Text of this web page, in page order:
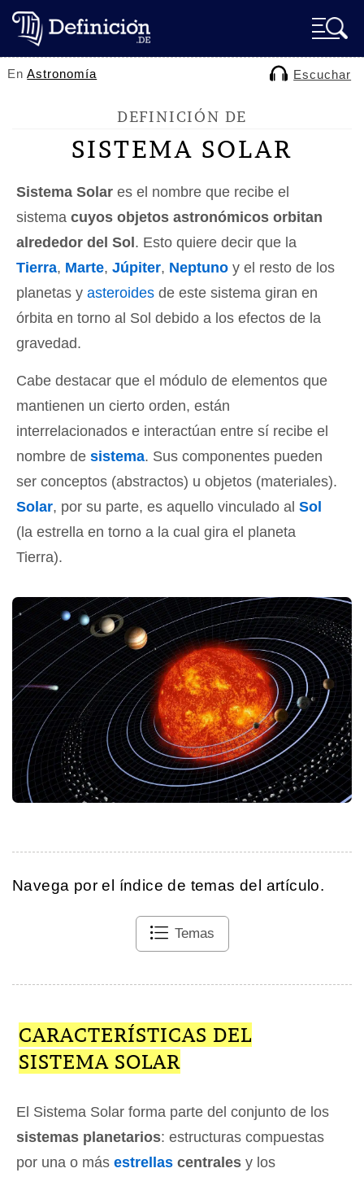
EnAstronomía Escuchar
DEFINICIÓN DE
SISTEMA SOLAR
Sistema Solar es el nombre que recibe el
sistema cuyos objetos astronómicos orbitan
alrededor del Sol . Esto quiere decir que la
Tierra, Marte, Júpiter, Neptuno y el resto de los
planetas y asteroides de este sistema giran en
órbita en torno al Sol debido a los efectos de la
gravedad.
Cabe destacar que el módulo de elementos que
mantienen un cierto orden, están
interrelacionados e interactúan entre sí recibe el
nombre de sistema. Sus componentes pueden
ser conceptos (abstractos) u objetos (materiales).
Solar, por su parte, es aquello vinculado al Sol
(la estrella en torno a la cual gira el planeta
Tierra).
Navega por el índice de temas del artículo.
Temas
CARACTERÍSTICAS DEL
SISTEMA SOLAR
El Sistema Solar forma parte del conjunto de los
sistemas planetarios: estructuras compuestas
por una o más estrellas centrales y los